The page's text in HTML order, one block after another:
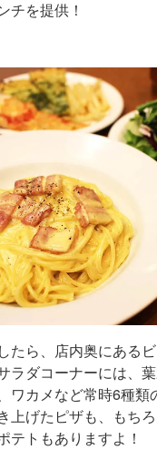
チを提供！
たら、店内奥にある
ラダコーナーには、
ワカメなど常時6種類
上げたピザも、もち
テトもありますよ！